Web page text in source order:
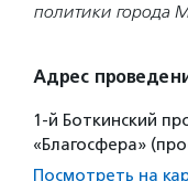
политики города
Адрес
1-й Боткинский
«Благосфера»
Посмотреть на